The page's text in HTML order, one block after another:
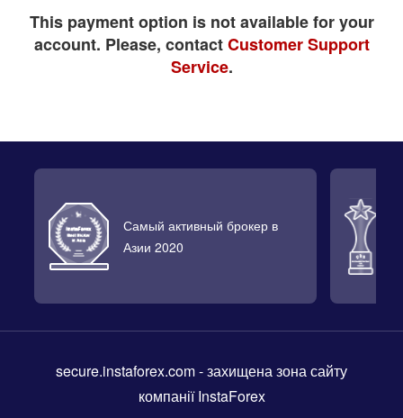
This payment option is not available for your
account. Please, contactCustomer Support
Service.
Самый активный брокер в
Азии 2020
secure.instaforex.com- захищена зона сайту
компанії InstaForex